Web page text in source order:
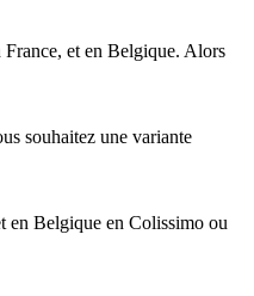
et en Belgique. Alors
souhaitez une variante
en Belgique en Colissimo ou